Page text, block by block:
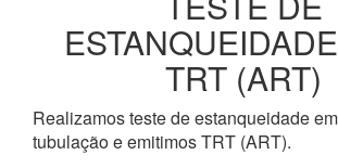
TRT (ART)
Realizamos teste de estanqueidade
tubulação e emitimos TRT (ART).